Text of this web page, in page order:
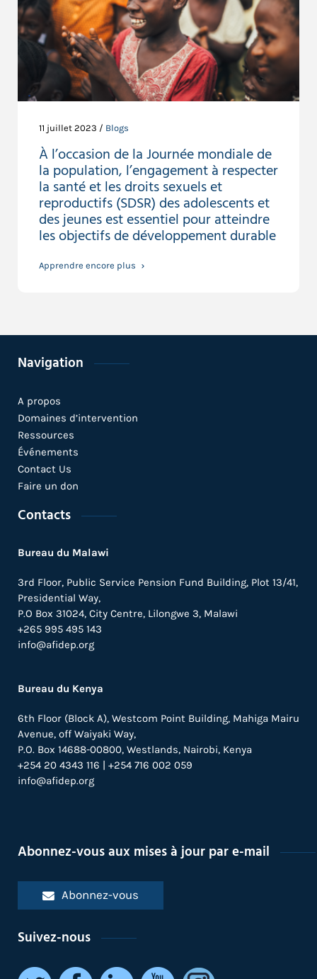
11 juillet 2023 / Blogs
À l’occasion de la Journée mondiale de
la population, l’engagement à respecter
la santé et les droits sexuels et
reproductifs (SDSR) des adolescents et
des jeunes est essentiel pour atteindre
les objectifs de développement durable
Apprendre encore plus
Navigation
A propos
Domaines d’intervention
Ressources
Événements
Contact Us
Faire un don
Contacts
Bureau du Malawi
3rd Floor, Public Service Pension Fund Building, Plot 13/41,
Presidential Way,
P.O Box 31024, City Centre, Lilongwe 3, Malawi
+265 995 495 143
info@afidep.org
Bureau du Kenya
6th Floor (Block A), Westcom Point Building, Mahiga Mairu
Avenue, off Waiyaki Way,
P.O. Box 14688-00800, Westlands, Nairobi, Kenya
+254 20 4343 116 | +254 716 002 059
info@afidep.org
Abonnez-vous aux mises à jour par e-mail
Abonnez-vous
Suivez-nous